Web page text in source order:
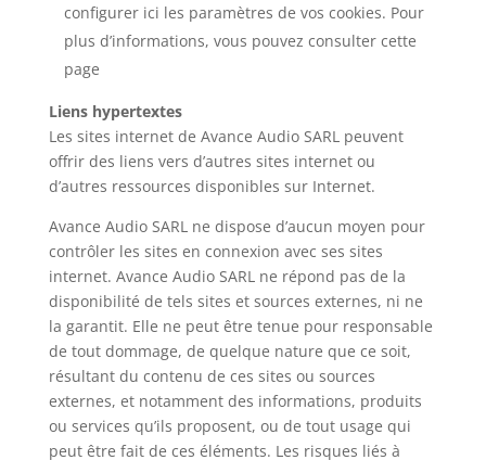
configurer ici les paramètres de vos cookies. Pour
plus d’informations, vous pouvez consulter cette
page
Liens hypertextes
Les sites internet de Avance Audio SARL peuvent
offrir des liens vers d’autres sites internet ou
d’autres ressources disponibles sur Internet.
Avance Audio SARL ne dispose d’aucun moyen pour
contrôler les sites en connexion avec ses sites
internet. Avance Audio SARL ne répond pas de la
disponibilité de tels sites et sources externes, ni ne
la garantit. Elle ne peut être tenue pour responsable
de tout dommage, de quelque nature que ce soit,
résultant du contenu de ces sites ou sources
externes, et notamment des informations, produits
ou services qu’ils proposent, ou de tout usage qui
peut être fait de ces éléments. Les risques liés à